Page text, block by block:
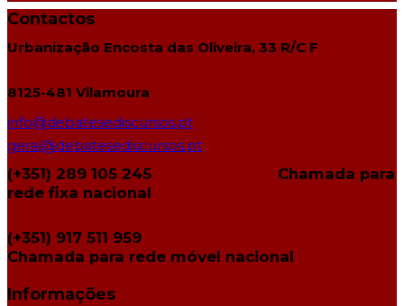
Contactos
Urbanização Encosta das Oliveira, 33 R/C F
8125-481 Vilamoura
info@debatesediscursos.pt
geral@debatesediscursos.pt
(+351) 289 105 245 Chamada para
rede fixa nacional
(+351) 917 511 959
Chamada para rede móvel nacional
Informações